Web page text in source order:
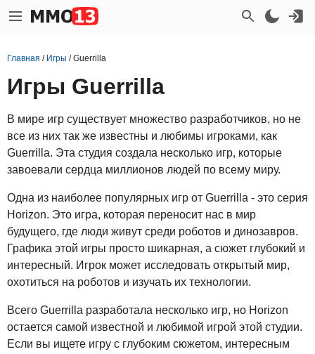
Главная / Игры /Guerrilla
Игры Guerrilla
В мире игр существует множество разработчиков, но не
все из них так же известны и любимы игроками, как
Guerrilla. Эта студия создала несколько игр, которые
завоевали сердца миллионов людей по всему миру.
Одна из наиболее популярных игр от Guerrilla - это серия
Horizon. Это игра, которая переносит нас в мир
будущего, где люди живут среди роботов и динозавров.
Графика этой игры просто шикарная, а сюжет глубокий и
интересный. Игрок может исследовать открытый мир,
охотиться на роботов и изучать их технологии.
Всего Guerrilla разработала несколько игр, но Horizon
остается самой известной и любимой игрой этой студии.
Если вы ищете игру с глубоким сюжетом, интересным